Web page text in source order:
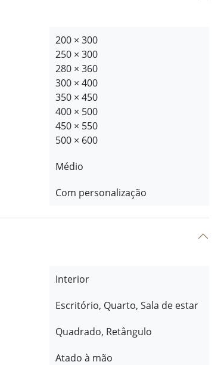
200 × 300
250 × 300
280 × 360
300 × 400
350 × 450
400 × 500
450 × 550
500 × 600
Médio
Com personalização
Interior
Escritório, Quarto, Sala de estar
Quadrado, Retângulo
Atado à mão